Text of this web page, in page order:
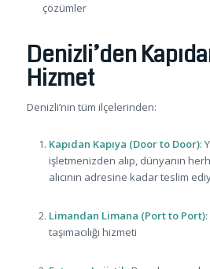
çözümler
Denizli’den
Hizmet
Denizli’nin tüm ilçelerinden:
Kapıdan Kapıya (Door to Door):
işletmenizden alıp, dünyanın
alıcının adresine kadar teslim
Limandan Limana (Port to Port)
taşımacılığı hizmeti